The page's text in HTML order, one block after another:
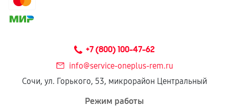
+7 (800) 100-47-62
info@service-oneplus-rem.ru
Сочи, ул. Горького, 53, микрорайон Центральный
Режим работы